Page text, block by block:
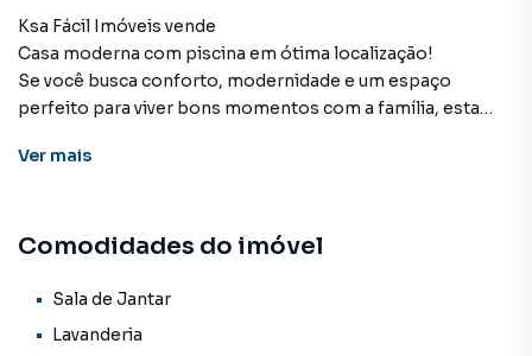
Ksa Fácil Imóveis vende
Casa moderna com piscina em ótima localização!
Se você busca conforto, modernidade e um espaço
perfeito para viver bons momentos com a família, esta
📐 Área total: 225 m²
🔹 2 quartos amplos
sofisticação
🔹 Acabamento em porcelanato
Ver mais
Comodidades do imóvel
Sala de Jantar
Lavanderia